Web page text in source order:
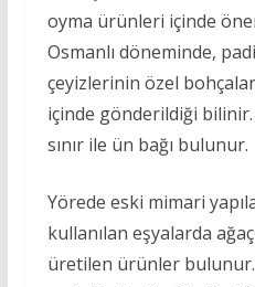
oyma ürünleri içinde
Osmanlı döneminde,
çeyizlerinin özel
içinde gönderildiği
sınır ile ün bağı bulunur.
Yörede eski mimari
kullanılan eşyalarda
üretilen ürünler bulunur.